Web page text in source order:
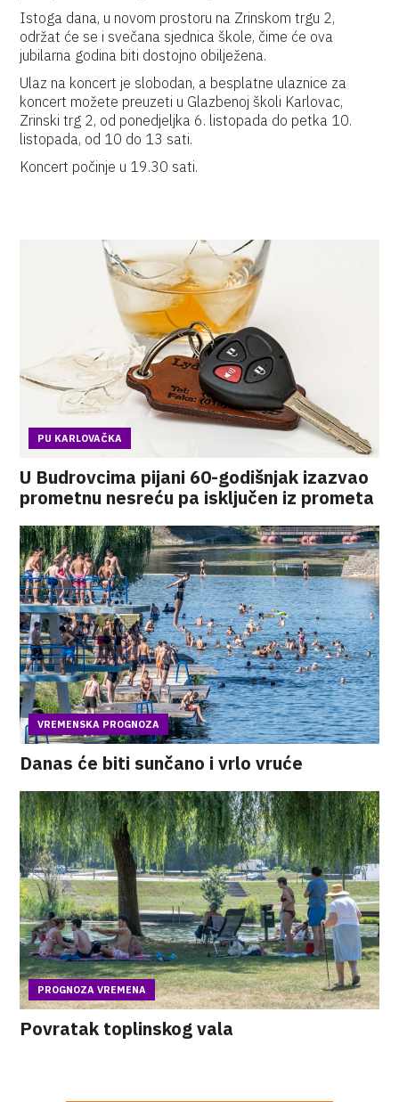
Istoga dana, u novom prostoru na Zrinskom trgu 2,
održat će se i svečana sjednica škole, čime će ova
jubilarna godina biti dostojno obilježena.
Ulaz na koncert je slobodan, a besplatne ulaznice za
koncert možete preuzeti u Glazbenoj školi Karlovac,
Zrinski trg 2, od ponedjeljka 6. listopada do petka 10.
listopada, od 10 do 13 sati.
Koncert počinje u 19.30 sati.
PU KARLOVAČKA
U Budrovcima pijani 60-godišnjak izazvao
prometnu nesreću pa isključen iz prometa
VREMENSKA PROGNOZA
Danas će biti sunčano i vrlo vruće
PROGNOZA VREMENA
Povratak toplinskog vala